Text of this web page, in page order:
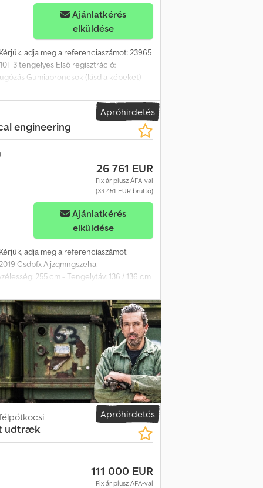
Ajánlatkérés
elküldése
adja meg a referenciaszámot: 23965
3 tengelyes Első regisztráció:
Gumiabroncsok (lásd a képeket)
Új tolatófények Új pótkocsi
kg Maximális terhelés: 22 720 kg Üres
de ezek nem a teherhordó szerkezeten
Teljes súly: 30000 Teherbíró képesség:
= További információkért forduljon az
Apróhirdetés
engineering
26 761 EUR
Fix ár plusz ÁFA-val
(33 451 EUR bruttó)
Ajánlatkérés
elküldése
adja meg a referenciaszámot
Csdpfx Aljzqmngszeha -
255 cm - Tengelytáv: 136 / 136 cm
gépszállító félpótkocsi hidraulikus
nélkül. Azonnal elérhető.
Össztömeg: 45 000 kg Teherbírás: 34
információ = További információkért
Apróhirdetés
udtræk
111 000 EUR
Fix ár plusz ÁFA-val